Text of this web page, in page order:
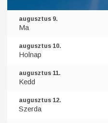
augusztus 9.
Ma
augusztus 10.
Holnap
augusztus 11.
Kedd
augusztus 12.
Szerda